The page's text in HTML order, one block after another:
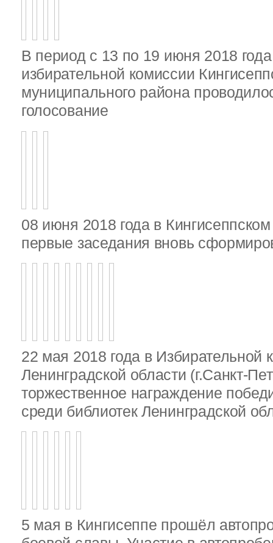
В период с 13 по 19 июня 2018
избирательной комиссии
муниципального района
голосование
08 июня 2018 года в
первые заседания вновь
22 мая 2018 года в Избирательной
Ленинградской области (г.Санкт-
торжественное награждение
среди библиотек Ленинградской
5 мая в Кингисеппе прошёл